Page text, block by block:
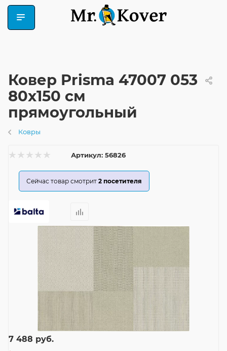
Ковер Prisma 47007 053
80x150 см
прямоугольный
Ковры
Артикул: 56826
Сейчас товар смотрит 2 посетителя
7 488 руб.